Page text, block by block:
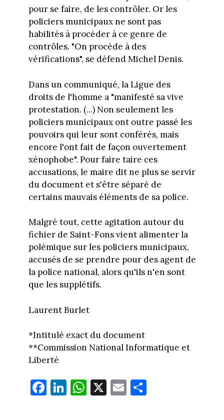
pour se faire, de les contrôler. Or les
policiers municipaux ne sont pas
habilités à procéder à ce genre de
contrôles. "On procède à des
vérifications", se défend Michel Denis.
Dans un communiqué, la Ligue des
droits de l'homme a "manifesté sa vive
protestation. (...) Non seulement les
policiers municipaux ont outre passé les
pouvoirs qui leur sont conférés, mais
encore l'ont fait de façon ouvertement
xénophobe". Pour faire taire ces
accusations, le maire dit ne plus se servir
du document et s'être séparé de
certains mauvais éléments de sa police.
Malgré tout, cette agitation autour du
fichier de Saint-Fons vient alimenter la
polémique sur les policiers municipaux,
accusés de se prendre pour des agent de
la police national, alors qu'ils n'en sont
que les supplétifs.
Laurent Burlet
*Intitulé exact du document
**Commission National Informatique et
Liberté
Fa
ce
Li
nk
W
ha
X E
m
Pa